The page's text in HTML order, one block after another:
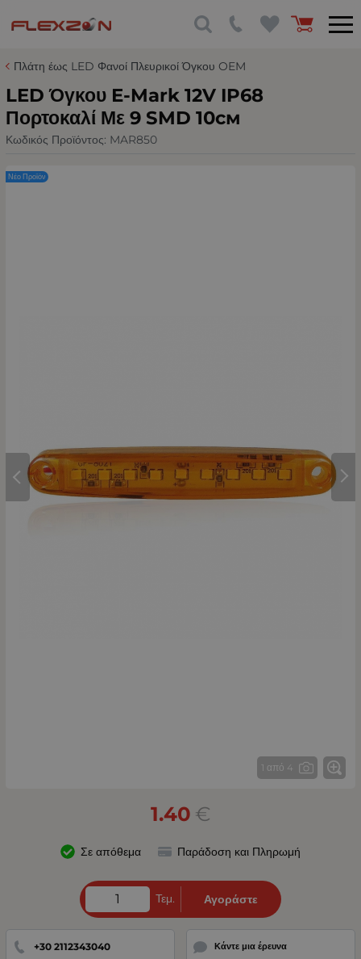
Πλάτη έως LED Φανοί Πλευρικοί Όγκου OEM
LED Όγκου Е-Mark 12V IP68
Πορτοκαλί Με 9 SMD 10см
Κωδικός Προϊόντος: MAR850
1 από 4
Νέο Προϊόν
1.40 €
Σε απόθεμα Παράδοση και Πληρωμή
Τεμ. Αγοράστε
+30 2112343040 Κάντε μια έρευνα